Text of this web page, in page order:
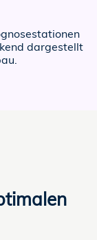
dargestellt